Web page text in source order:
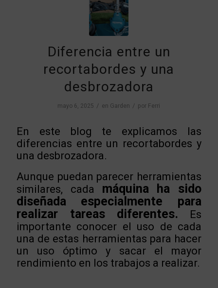
Diferencia entre un
recortabordes y una
desbrozadora
mayo 6, 2025 / en Garden / por Ferri
En este blog te explicamos las
diferencias entre un recortabordes y
una desbrozadora.
Aunque puedan parecer herramientas
similares, cada máquina ha sido
diseñada especialmente para
realizar tareas diferentes. Es
importante conocer el uso de cada
una de estas herramientas para hacer
un uso óptimo y sacar el mayor
rendimiento en los trabajos a realizar.